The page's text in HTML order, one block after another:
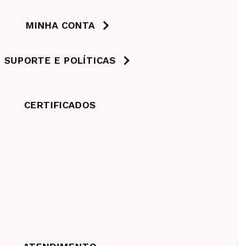
MINHA CONTA
SUPORTE E POLÍTICAS
CERTIFICADOS